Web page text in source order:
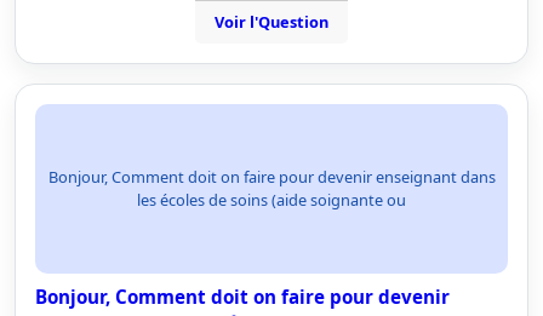
Voir l'Question
Bonjour, Comment doit on faire pour devenir enseignant dans
les écoles de soins (aide soignante ou
Bonjour, Comment doit on faire pour devenir